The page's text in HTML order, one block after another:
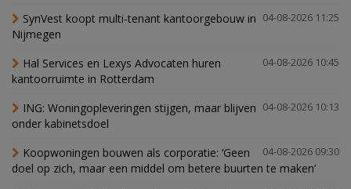
04-08-2026 11:25
SynVest koopt multi-tenant kantoorgebouw in
Nijmegen
04-08-2026 10:45
Hal Services en Lexys Advocaten huren
kantoorruimte in Rotterdam
04-08-2026 10:13
ING: Woningopleveringen stijgen, maar blijven
onder kabinetsdoel
04-08-2026 09:30
Koopwoningen bouwen als corporatie: ‘Geen
doel op zich, maar een middel om betere buurten te maken’